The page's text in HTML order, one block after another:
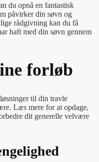
du opnå en fantastisk
påvirker din søvn og
rådgivning kan du få
haft med din søvn gennem
forløb
til din travle
Læs mere for at opdage,
dit generelle velvære